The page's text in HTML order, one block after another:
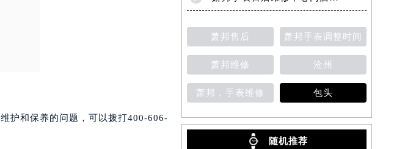
）
多斯大厦）23层2326室（需提前预约）
护和保养的问题，可以拨打400-606-
萧邦售后 萧邦手表调整时间
萧邦维修 沧州
萧邦，手表维修 包头
随机推荐